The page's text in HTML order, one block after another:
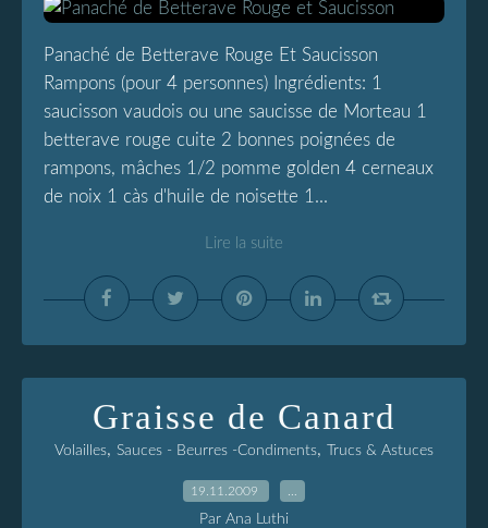
Panaché de Betterave Rouge Et Saucisson
Rampons (pour 4 personnes) Ingrédients: 1
saucisson vaudois ou une saucisse de Morteau 1
betterave rouge cuite 2 bonnes poignées de
rampons, mâches 1/2 pomme golden 4 cerneaux
de noix 1 càs d'huile de noisette 1...
Lire la suite
Graisse de Canard
Volailles, Sauces - Beurres -Condiments, Trucs & Astuces
19.11.2009
Par Ana Luthi